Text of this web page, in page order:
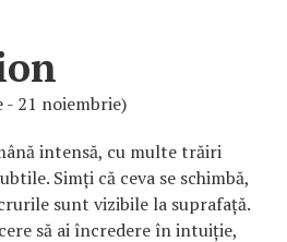
21 noiembrie)
intensă, cu multe trăiri
Simți că ceva se schimbă,
sunt vizibile la suprafață.
să ai încredere în intuiție,